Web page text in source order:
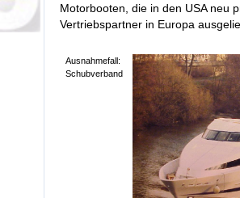
Motorbooten, die in den USA neu
Vertriebspartner in Europa
Ausnahmefall:
Schubverband